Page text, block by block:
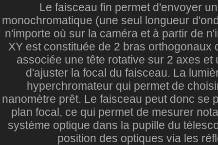
Le faisceau fin permet d'envoyer
monochromatique (une seul longueur
n'importe où sur la caméra et à partir de
XY est constituée de 2 bras orthogonaux
associée une tête rotative sur 2 axes et
d'ajuster la focal du faisceau. La
hyperchromateur qui permet de
nanomètre prêt. Le faisceau peut donc se
plan focal, ce qui permet de mesurer
système optique dans la pupille du
position des optiques via les